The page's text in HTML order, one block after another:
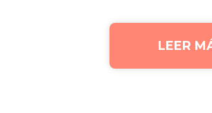
LEER